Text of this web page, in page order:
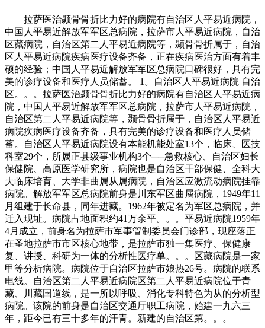
拉萨医治颞骨骨折比力好的病院有自治区人平易近病院，
中国人平易近解放军军区总病院，拉萨市人平易近病院，自治
区藏病院，自治区第二人平易近病院等，颞骨骨折属于，自治
区人平易近病院疾病医疗设备齐备，正在疾病医治方面有着丰
硕的经验；中国人平易近解放军军区总病院口碑很好，具有完
美的诊疗设备和医疗人员储蓄。 1。自治区人平易近病院 自治
区。。。拉萨医治颞骨骨折比力好的病院有自治区人平易近病
院，中国人平易近解放军军区总病院，拉萨市人平易近病院，
自治区第二人平易近病院等，颞骨骨折属于，自治区人平易近
病院疾病医疗设备齐备，具有完美的诊疗设备和医疗人员储
蓄。自治区人平易近病院设有本能机能处室13个，临床、医技
科室29个，所属正县级事业机构3个──急救核心、自治区妇长
保健院、高原医学研究所，病院也是自治区干部保健、全科大
夫临床培育、大学非曲属从属病院，自治区应激流动病院挂靠
病院。解放军军区总病院前身是川东军区曲属病院，1949年11
月组建于长命县，同年进藏。1962年被定名为军区总病院，并
迁入现址。病院占地面积约41万余平。。。平易近病院1959年
4月成立，前身名为拉萨市军事管制委员会门诊部，现座落正
在圣地拉萨市市区核心地带，是拉萨市独一集医疗、保健康
复、讲授、科研为一体的分析性医疗单。。。区藏病院是一家
甲等分析病院。病院位于自治区拉萨市娘热26号。病院的联系
电线。自治区第二人平易近病院区第二人平易近病院位于青
藏、川藏国道线，是一所以呼吸、消化专科特色为从的分析型
病院。该院的前身是自治区交通厅职工病院，始建一九六三
年，距今已有三十多年的汗青。新建的自治区第。。。